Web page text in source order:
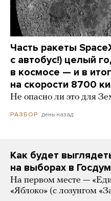
Часть ракеты
с автобус!) целый
в космосе — и в
на скорости 8700
Не опасно ли это для
РАЗБОР день назад
Как будет
на выборах в
На первом месте —
«Яблоко» (с лозунгом